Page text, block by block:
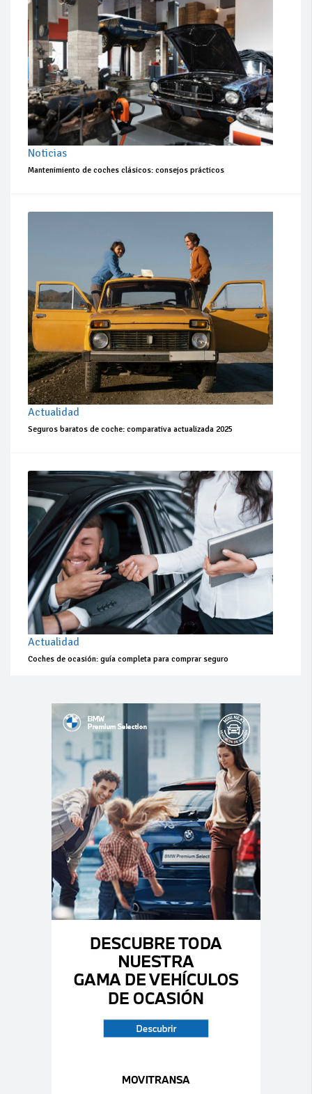
Noticias
Mantenimiento de coches clásicos: consejos prácticos
Actualidad
Seguros baratos de coche: comparativa actualizada 2025
Actualidad
Coches de ocasión: guía completa para comprar seguro